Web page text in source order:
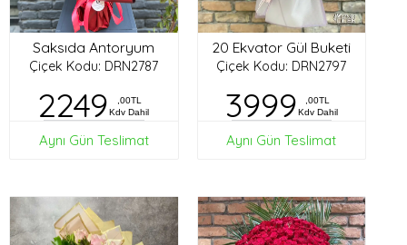
Saksıda Antoryum
Çiçek Kodu: DRN2787
2249
,00TL
Kdv Dahil
Aynı Gün Teslimat
20 Ekvator Gül Buketi
Çiçek Kodu: DRN2797
3999
,00TL
Kdv Dahil
Aynı Gün Teslimat